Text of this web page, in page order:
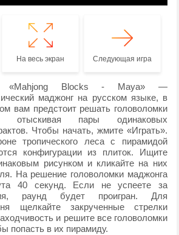
На весь экран Следующая игра
«Mahjong Blocks - Maya» —
маджонг на русском языке, в
вам предстоит решать головоломки
отыскивая пары одинаковых
Чтобы начать, жмите «Играть».
тропического леса с пирамидой
конфигурации из плиток. Ищите
рисунком и кликайте на них
На решение головоломки маджонга
40 секунд. Если не успеете за
раунд будет проигран. Для
щелкайте закрученные стрелки
и решите все головоломки
попасть в их пирамиду.